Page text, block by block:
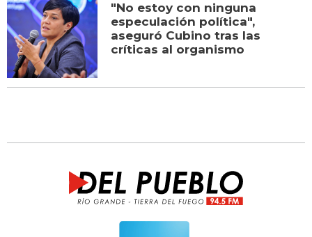
"No estoy con ninguna
especulación política",
aseguró Cubino tras las
críticas al organismo